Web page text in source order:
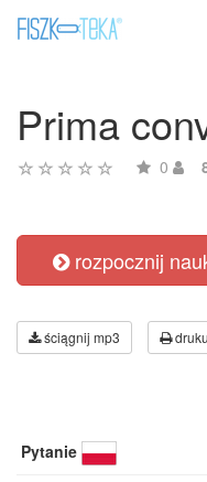
Prima
0
rozpocznij
ściągnij mp3
Pytanie